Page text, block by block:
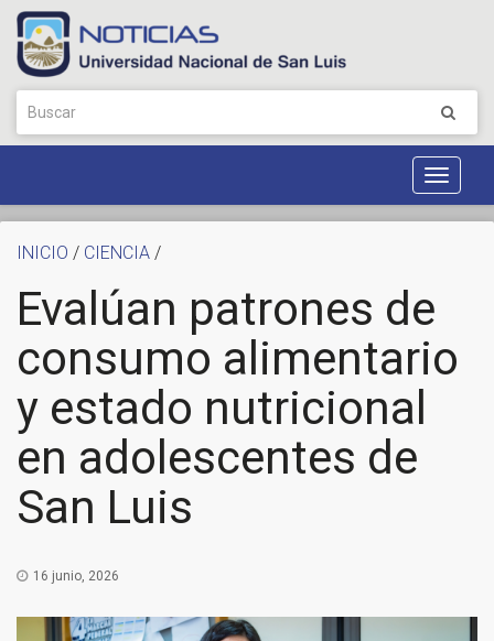
Toggle
INICIO / CIENCIA /
Evalúan patrones de
consumo alimentario
y estado nutricional
en adolescentes de
San Luis
16 junio, 2026